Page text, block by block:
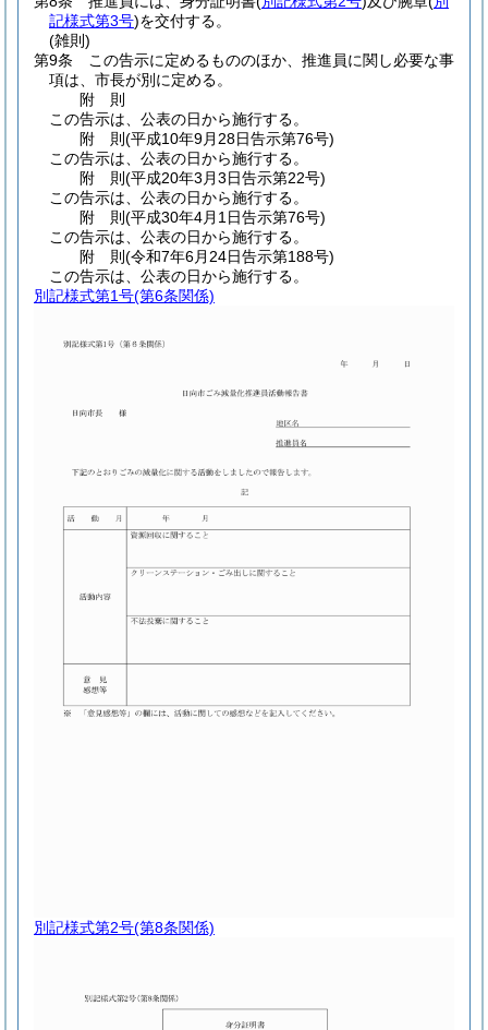
記様式第3号)を交付する。
(雑則)
第9条
この告示に定めるもののほか、推進員に関し必要な事
項は、市長が別に定める。
附 則
この告示は、公表の日から施行する。
附 則(平成10年9月28日告示第76号)
この告示は、公表の日から施行する。
附 則(平成20年3月3日告示第22号)
この告示は、公表の日から施行する。
附 則(平成30年4月1日告示第76号)
この告示は、公表の日から施行する。
附 則(令和7年6月24日告示第188号)
この告示は、公表の日から施行する。
別記様式第1号(第6条関係)
別記様式第2号(第8条関係)